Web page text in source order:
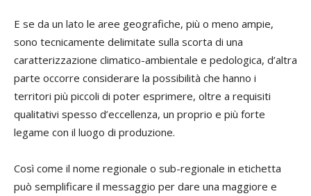
E se da un lato le aree geografiche, più o meno ampie,
sono tecnicamente delimitate sulla scorta di una
caratterizzazione climatico-ambientale e pedologica, d’altra
parte occorre considerare la possibilità che hanno i
territori più piccoli di poter esprimere, oltre a requisiti
qualitativi spesso d’eccellenza, un proprio e più forte
legame con il luogo di produzione.
Così come il nome regionale o sub-regionale in etichetta
può semplificare il messaggio per dare una maggiore e